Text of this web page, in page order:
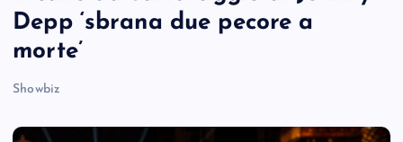
Depp ‘sbrana due pecore a
morte’
Showbiz